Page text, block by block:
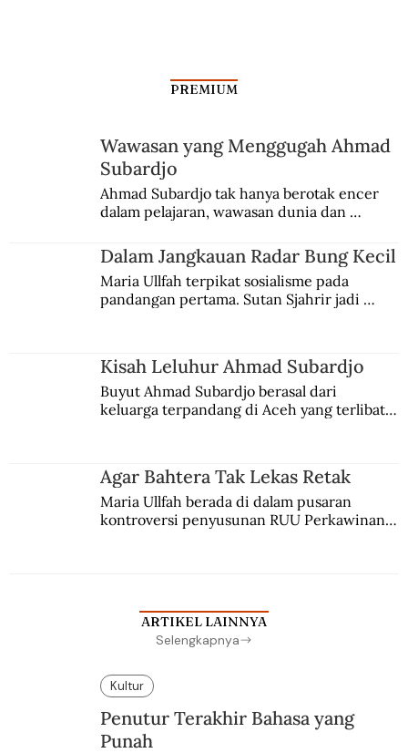
Upaya Jepang Menimba Pengetahuan
PREMIUM
Wawasan yang Menggugah Ahmad
Subardjo
Ahmad Subardjo tak hanya berotak encer
dalam pelajaran, wawasan dunia dan
Jules Verne, Multatuli, hingga Sun Yat-sen.
Dalam Jangkauan Radar Bung Kecil
Maria Ullfah terpikat sosialisme pada
pandangan pertama. Sutan Sjahrir jadi
Kisah Leluhur Ahmad Subardjo
Buyut Ahmad Subardjo berasal dari
keluarga terpandang di Aceh yang terlibat
Agar Bahtera Tak Lekas Retak
Maria Ullfah berada di dalam pusaran
kontroversi penyusunan RUU Perkawinan.
ARTIKEL LAINNYA
Selengkapnya
Kultur
Penutur Terakhir Bahasa yang
Punah